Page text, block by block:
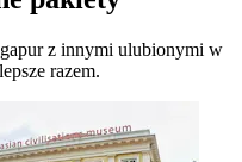
z innymi ulubionymi w
razem.